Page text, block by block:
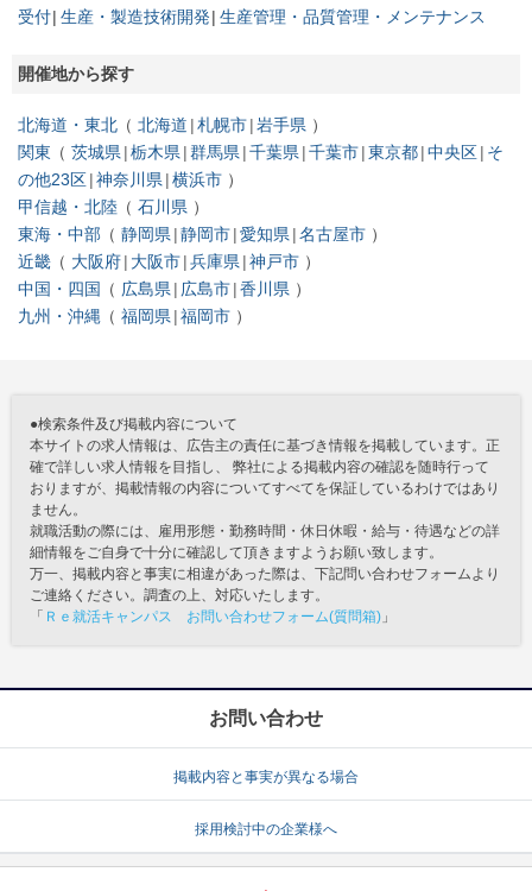
受付 生産・製造技術開発 生産管理・品質管理・メンテナンス
開催地から探す
北海道・東北 北海道 札幌市 岩手県
関東
茨城県 栃木県 群馬県 千葉県 千葉市 東京都 中央区 そ
の他23区 神奈川県 横浜市
甲信越・北陸
石川県
東海・中部
静岡県 静岡市 愛知県 名古屋市
近畿
大阪府 大阪市 兵庫県 神戸市
中国・四国
広島県 広島市 香川県
九州・沖縄
福岡県 福岡市
●検索条件及び掲載内容について
本サイトの求人情報は、広告主の責任に基づき情報を掲載しています。正
確で詳しい求人情報を目指し、 弊社による掲載内容の確認を随時行って
おりますが、掲載情報の内容についてすべてを保証しているわけではあり
ません。
就職活動の際には、雇用形態・勤務時間・休日休暇・給与・待遇などの詳
細情報をご自身で十分に確認して頂きますようお願い致します。
万一、掲載内容と事実に相違があった際は、下記問い合わせフォームより
ご連絡ください。調査の上、対応いたします。
「 Ｒｅ就活キャンパス お問い合わせフォーム(質問箱) 」
お問い合わせ
掲載内容と事実が異なる場合
採用検討中の企業様へ